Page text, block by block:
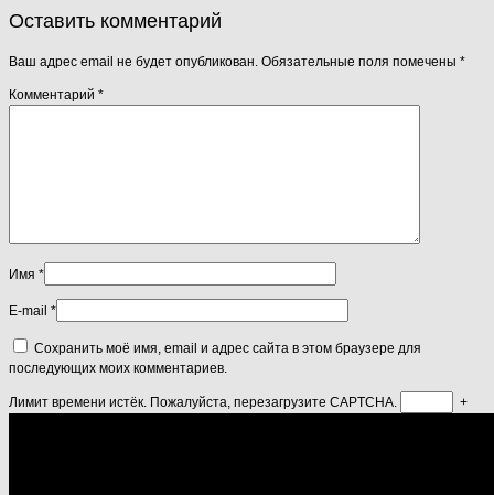
Оставить комментарий
Ваш адрес email не будет опубликован. Обязательные поля помечены *
Комментарий *
Имя *
E-mail *
Сохранить моё имя, email и адрес сайта в этом браузере для
последующих моих комментариев.
Лимит времени истёк. Пожалуйста, перезагрузите CAPTCHA. +